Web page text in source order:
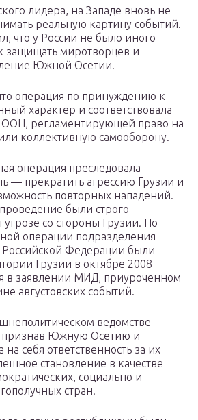
лидера, на Западе вновь не
реальную картину событий.
что у России не было иного
защищать миротворцев и
Южной Осетии.
операция по принуждению к
характер и соответствовала
ООН, регламентирующей право на
коллективную самооборону.
операция преследовала
— прекратить агрессию Грузии и
повторных нападений.
были строго
со стороны Грузии. По
операции подразделения
Федерации были
Грузии в октябре 2008
в заявлении МИД, приуроченном
августовских событий.
ведомстве
признав Южную Осетию и
себя ответственность за их
становление в качестве
социально и
стран.